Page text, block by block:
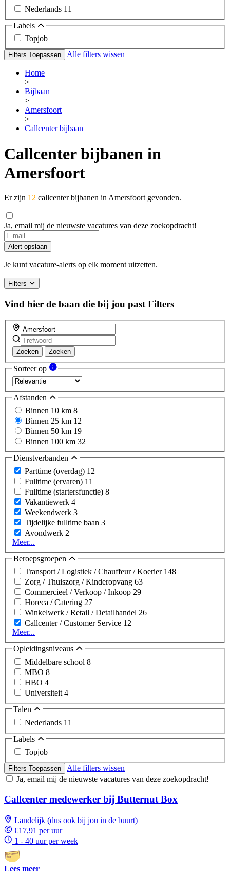
Nederlands 11
Labels
Topjob
Filters Toepassen Alle filters wissen
Home
>
Bijbaan
>
Amersfoort
>
Callcenter bijbaan
Callcenter bijbanen in
Amersfoort
Er zijn 12 callcenter bijbanen in Amersfoort gevonden.
Ja, email mij de nieuwste vacatures van deze zoekopdracht!
Alert opslaan
Je kunt vacature-alerts op elk moment uitzetten.
Filters
Vind hier de baan die bij jou past Filters
Zoeken Zoeken
Sorteer op
Afstanden
Binnen 10 km 8
Binnen 25 km 12
Binnen 50 km 19
Binnen 100 km 32
Dienstverbanden
Parttime (overdag) 12
Fulltime (ervaren) 11
Fulltime (startersfunctie) 8
Vakantiewerk 4
Weekendwerk 3
Tijdelijke fulltime baan 3
Avondwerk 2
Meer...
Beroepsgroepen
Transport / Logistiek / Chauffeur / Koerier 148
Zorg / Thuiszorg / Kinderopvang 63
Commercieel / Verkoop / Inkoop 29
Horeca / Catering 27
Winkelwerk / Retail / Detailhandel 26
Callcenter / Customer Service 12
Meer...
Opleidingsniveaus
Middelbare school 8
MBO 8
HBO 4
Universiteit 4
Talen
Nederlands 11
Labels
Topjob
Filters Toepassen
Alle filters wissen
Ja, email mij de nieuwste vacatures van deze zoekopdracht!
Callcenter medewerker bij Butternut Box
Landelijk (dus ook bij jou in de buurt)
€17,91 per uur
1 - 40 uur per week
Lees meer